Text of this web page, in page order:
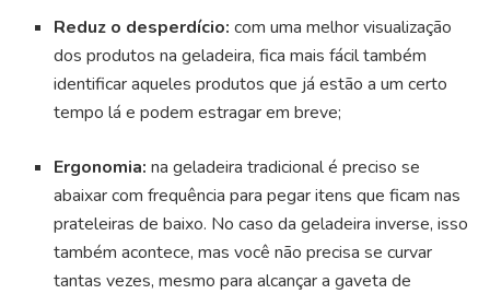
Reduz o desperdício: com uma melhor visualização
dos produtos na geladeira, fica mais fácil também
identificar aqueles produtos que já estão a um certo
tempo lá e podem estragar em breve;
Ergonomia: na geladeira tradicional é preciso se
abaixar com frequência para pegar itens que ficam nas
prateleiras de baixo. No caso da geladeira inverse, isso
também acontece, mas você não precisa se curvar
tantas vezes, mesmo para alcançar a gaveta de